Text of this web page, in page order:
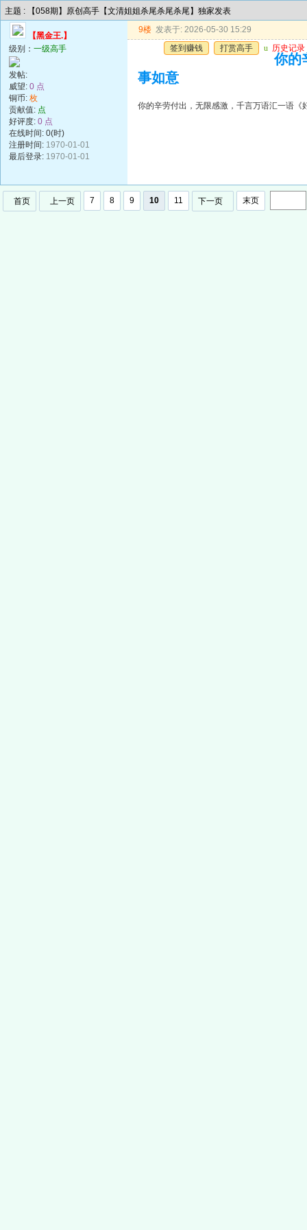
主题 : 【058期】原创高手【文清姐姐杀尾杀尾杀尾】独家发表
【黑金王.】
级别： 一级高手
发帖:
威望: 0 点
铜币: 枚
贡献值: 点
好评度: 0 点
在线时间: 0(时)
注册时间: 1970-01-01
最后登录: 1970-01-01
9楼 发表于: 2026-05-30 15:29
签到赚钱
打赏高手 u 历史记录
你的
事如意
你的辛劳付出，无限感激，千言万语汇一语《
首页 上一页 7 8 9 10 11 下一页 末页